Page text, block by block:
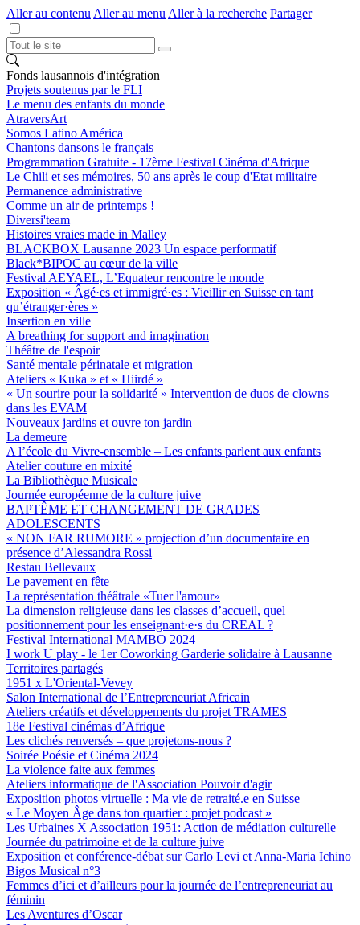
Aller au contenu Aller au menu Aller à la recherche Partager
Fonds lausannois d'intégration
Projets soutenus par le FLI
Le menu des enfants du monde
AtraversArt
Somos Latino América
Chantons dansons le français
Programmation Gratuite - 17ème Festival Cinéma d'Afrique
Le Chili et ses mémoires, 50 ans après le coup d'Etat militaire
Permanence administrative
Comme un air de printemps !
Diversi'team
Histoires vraies made in Malley
BLACKBOX Lausanne 2023 Un espace performatif
Black*BIPOC au cœur de la ville
Festival AEYAEL, L’Equateur rencontre le monde
Exposition « Âgé·es et immigré·es : Vieillir en Suisse en tant
qu’étranger·ères »
Insertion en ville
A breathing for support and imagination
Théâtre de l'espoir
Santé mentale périnatale et migration
Ateliers « Kuka » et « Hiirdé »
« Un sourire pour la solidarité » Intervention de duos de clowns
dans les EVAM
Nouveaux jardins et ouvre ton jardin
La demeure
A l’école du Vivre-ensemble – Les enfants parlent aux enfants
Atelier couture en mixité
La Bibliothèque Musicale
Journée européenne de la culture juive
BAPTÊME ET CHANGEMENT DE GRADES
ADOLESCENTS
« NON FAR RUMORE » projection d’un documentaire en
présence d’Alessandra Rossi
Restau Bellevaux
Le pavement en fête
La représentation théâtrale «Tuer l'amour»
La dimension religieuse dans les classes d’accueil, quel
positionnement pour les enseignant·e·s du CREAL ?
Festival International MAMBO 2024
I work U play - le 1er Coworking Garderie solidaire à Lausanne
Territoires partagés
1951 x L'Oriental-Vevey
Salon International de l’Entrepreneuriat Africain
Ateliers créatifs et développements du projet TRAMES
18e Festival cinémas d’Afrique
Les clichés renversés – que projetons-nous ?
Soirée Poésie et Cinéma 2024
La violence faite aux femmes
Ateliers informatique de l'Association Pouvoir d'agir
Exposition photos virtuelle : Ma vie de retraité.e en Suisse
« Le Moyen Âge dans ton quartier : projet podcast »
Les Urbaines X Association 1951: Action de médiation culturelle
Journée du patrimoine et de la culture juive
Exposition et conférence-débat sur Carlo Levi et Anna-Maria Ichino
Bigos Musical n°3
Femmes d’ici et d’ailleurs pour la journée de l’entrepreneuriat au
féminin
Les Aventures d’Oscar